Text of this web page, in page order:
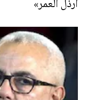
أرذل العمر»